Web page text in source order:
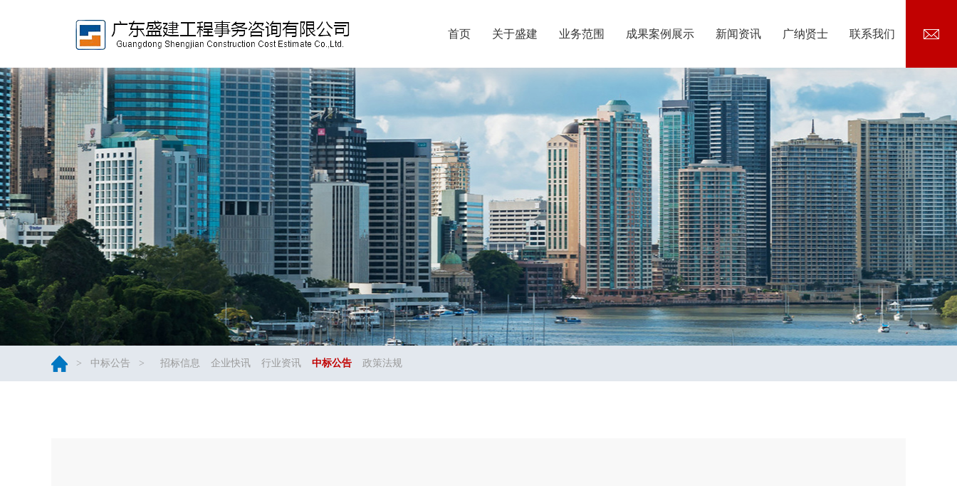
首页 关于盛建 业务范围 成果案例展示 新闻资讯 广纳贤士 联系我们
> 中标公告 > 招标信息 企业快讯 行业资讯 中标公告 政策法规